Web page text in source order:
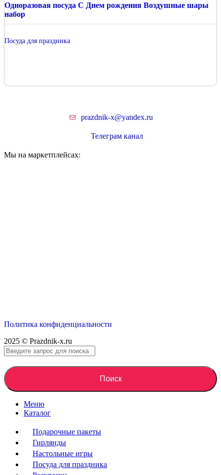
Одноразовая посуда С Днем рождения Воздушные шары
набор
Посуда для праздника
prazdnik-x@yandex.ru
Телеграм канал
Мы на маркетплейсах:
Политика конфиденциальности
2025 © Prazdnik-x.ru
Поиск
Меню
Каталог
Подарочные пакеты
Гирлянды
Настольные игры
Посуда для праздника